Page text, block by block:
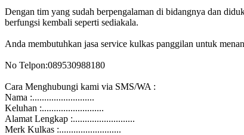
Dengan tim yang sudah berpengalaman di bidangnya dan
berfungsi kembali seperti sediakala.
Anda membutuhkan jasa service kulkas panggilan untuk
No Telpon:089530988180
Cara Menghubungi kami via SMS/WA :
Nama :..........................
Keluhan :..........................
Alamat Lengkap :..........................
Merk Kulkas :..........................